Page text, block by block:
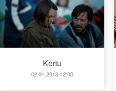
Kertu
02.01.2013 12:00